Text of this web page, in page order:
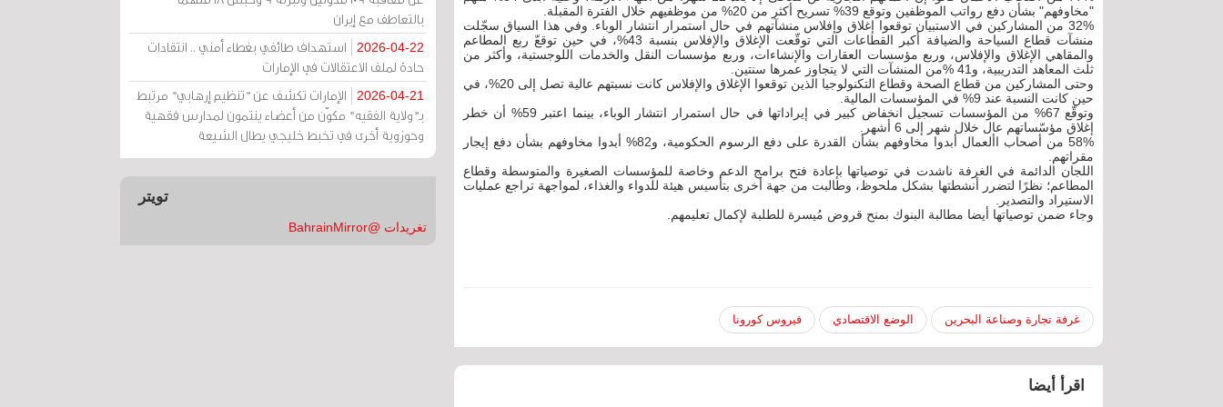
"مخاوفهم" بشأن دفع رواتب الموظفين وتوقع 39% تسريح أكثر من 20% من موظفيهم خلال الفترة المقبلة.
32% من المشاركين في الاستبيان توقعوا إغلاق وإفلاس منشآتهم في حال استمرار انتشار الوباء. وفي هذا السياق سجّلت
منشآت قطاع السياحة والضيافة أكبر القطاعات التي توقّعت الإغلاق والإفلاس بنسبة 43%، في حين توقعّ ربع المطاعم
والمقاهي الإغلاق والإفلاس، وربع مؤسسات العقارات والإنشاءات، وربع مؤسسات النقل والخدمات اللوجستية، وأكثر من
ثلث المعاهد التدريبية، و41 %من المنشآت التي لا يتجاوز عمرها سنتين.
وحتى المشاركين من قطاع الصحة وقطاع التكنولوجيا الذين توقعوا الإغلاق والإفلاس كانت نسبتهم عالية تصل إلى 20%، في
حين كانت النسبة عند 9% في المؤسسات المالية.
وتوقّع 67% من المؤسسات تسجيل انخفاض كبير في إيراداتها في حال استمرار انتشار الوباء، بينما اعتبر 59% أن خطر
إغلاق مؤسّساتهم عال خلال شهر إلى 6 أشهر.
58% من أصحاب األعمال أبدوا مخاوفهم بشأن القدرة على دفع الرسوم الحكومية، و82% أبدوا مخاوفهم بشأن دفع إيجار
مقراتهم.
اللجان الدائمة في الغرفة ناشدت في توصياتها بإعادة فتح برامج الدعم وخاصة للمؤسسات الصغيرة والمتوسطة وقطاع
المطاعم؛ نظرًا لتضرر أنشطتها بشكل ملحوظ، وطالبت من جهة أخرى بتأسيس هيئة للدواء والغذاء، لمواجهة تراجع عمليات
الاستيراد والتصدير.
وجاء ضمن توصياتها أيضا مطالبة البنوك بمنح قروض مُيسرة للطلبة لإكمال تعليمهم.
غرفة تجارة وصناعة البحرين الوضع الاقتصادي فيروس كورونا
اقرأ أيضا
بالتعاطف مع إيران
2026-04-22
استهداف طائفي بغطاء أمني .. انتقادات
حادة لملف الاعتقالات في الإمارات
2026-04-21
الإمارات تكشف عن "تنظيم إرهابي" مرتبط
بـ"ولاية الفقيه" مكوّن من أعضاء ينتمون لمدارس فقهية
وحوزوية أخرى في تخبط خليجي يطال الشيعة
تويتر
تغريدات @BahrainMirror